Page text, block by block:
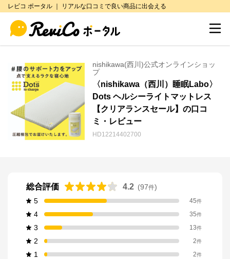
レビコ ポータル ｜ リアルな口コミで良い商品に出会える
nishikawa(西川)公式オンラインショッ
プ
〈nishikawa（西川）睡眠Labo〉
Dots ヘルシーライトマットレス
【クリアランスセール】の口コ
ミ・レビュー
HD12214402700
総合評価 4.2 (97件)
5
45件
4 35件
3 13件
2 2件
1 2件